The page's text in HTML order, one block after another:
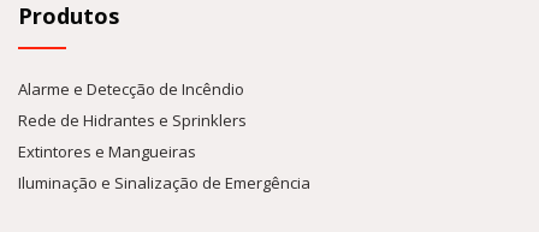
Produtos
Alarme e Detecção de Incêndio
Rede de Hidrantes e Sprinklers
Extintores e Mangueiras
Iluminação e Sinalização de Emergência